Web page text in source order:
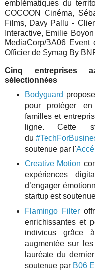
emblématiques du
COCOON Cinéma,
Films, Davy Pallu -
Interactive, Emilie
MediaCorp/BA06
Officier de Symag By
Cinq entreprises
sélectionnées
Bodyguard
pour protéger
familles et
ligne. Cette
du
soutenue par l'
Creative Motion
expériences
d’engager
startup est
Flamingo Filter
enrichissantes et
individus grâce
augmentée sur
lauréate du
soutenue par B06